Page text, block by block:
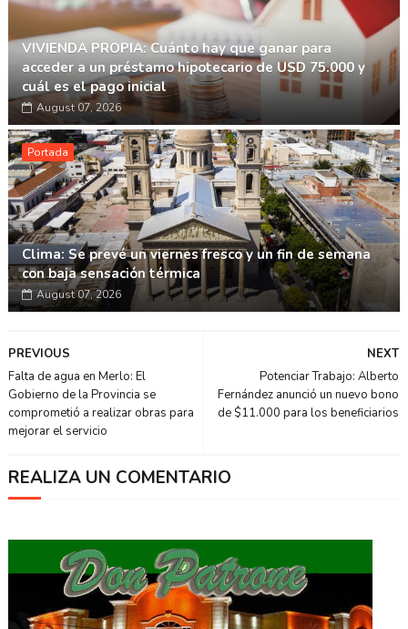
VIVIENDA PROPIA: Cuánto hay que ganar para
acceder a un préstamo hipotecario de USD 75.000 y
cuál es el pago inicial
August 07, 2026
Portada
Clima: Se prevé un viernes fresco y un fin de semana
con baja sensación térmica
August 07, 2026
NEXT
Potenciar Trabajo: Alberto
Fernández anunció un nuevo bono
de $11.000 para los beneficiarios
PREVIOUS
Falta de agua en Merlo: El
Gobierno de la Provincia se
comprometió a realizar obras para
mejorar el servicio
REALIZA UN COMENTARIO